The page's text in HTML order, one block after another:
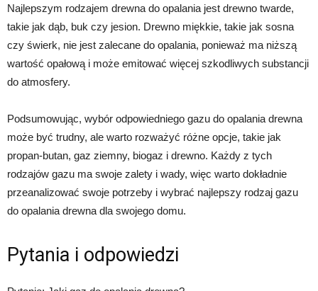
Najlepszym rodzajem drewna do opalania jest drewno twarde,
takie jak dąb, buk czy jesion. Drewno miękkie, takie jak sosna
czy świerk, nie jest zalecane do opalania, ponieważ ma niższą
wartość opałową i może emitować więcej szkodliwych substancji
do atmosfery.
Podsumowując, wybór odpowiedniego gazu do opalania drewna
może być trudny, ale warto rozważyć różne opcje, takie jak
propan-butan, gaz ziemny, biogaz i drewno. Każdy z tych
rodzajów gazu ma swoje zalety i wady, więc warto dokładnie
przeanalizować swoje potrzeby i wybrać najlepszy rodzaj gazu
do opalania drewna dla swojego domu.
Pytania i odpowiedzi